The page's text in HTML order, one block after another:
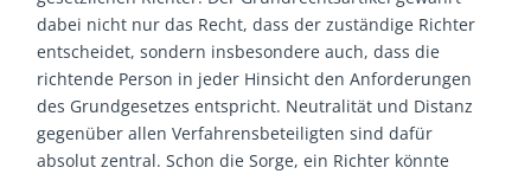
dabei nicht nur das Recht, dass der zuständige Richter
entscheidet, sondern insbesondere auch, dass die
richtende Person in jeder Hinsicht den Anforderungen
des Grundgesetzes entspricht. Neutralität und Distanz
gegenüber allen Verfahrensbeteiligten sind dafür
absolut zentral. Schon die Sorge, ein Richter könnte